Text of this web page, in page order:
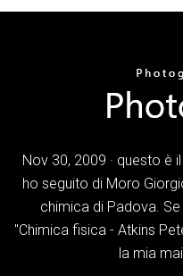
Nov 30, 2009 · questo è
ho seguito di Moro
chimica di Padova.
"Chimica fisica - Atkins
la mia